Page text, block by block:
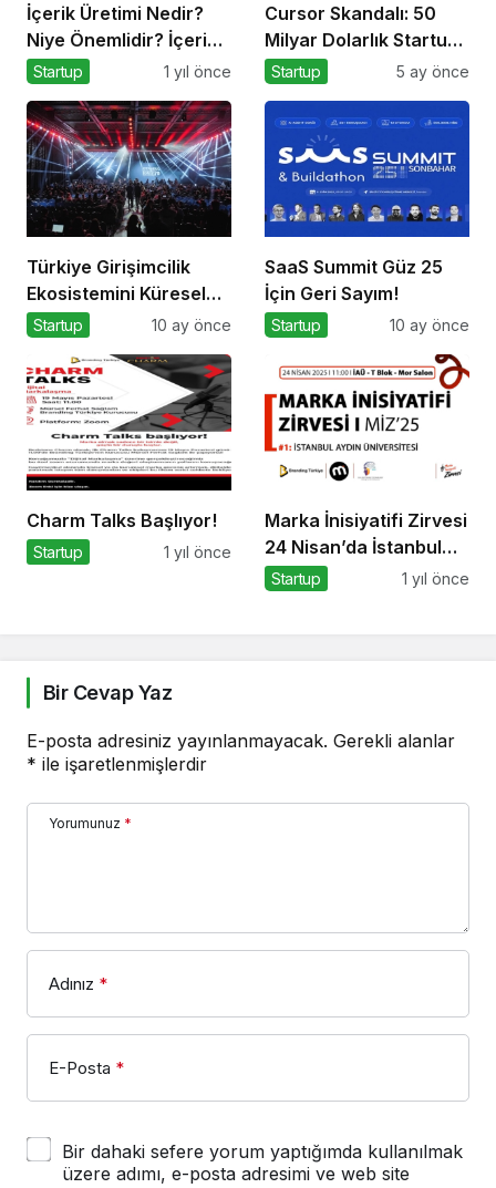
İçerik Üretimi Nedir?
Niye Önemlidir? İçerik
Üretimi Nasıl Yapılır?
Startup 1 yıl önce
Cursor Skandalı: 50
Milyar Dolarlık Startup
Açık Kaynağı
Startup 5 ay önce
Türkiye Girişimcilik
Ekosistemini Küresel
Sahneye Taşıyan
Startup 10 ay önce
SaaS Summit Güz 25
İçin Geri Sayım!
Startup 10 ay önce
Charm Talks Başlıyor!
Startup 1 yıl önce
Marka İnisiyatifi Zirvesi
24 Nisan’da İstanbul
Aydın Üniversitesi’nde!
Startup 1 yıl önce
Bir Cevap Yaz
E-posta adresiniz yayınlanmayacak. Gerekli alanlar
* ile işaretlenmişlerdir
Yorumunuz *
Adınız *
E-Posta *
Bir dahaki sefere yorum yaptığımda kullanılmak
üzere adımı, e-posta adresimi ve web site